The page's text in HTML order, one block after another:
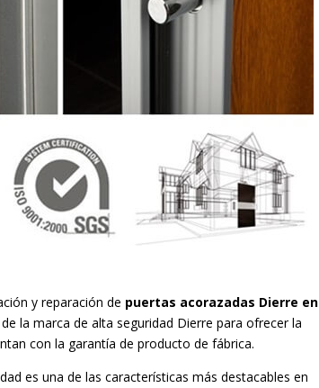
y reparación de puertas acorazadas Dierre en
la marca de alta seguridad Dierre para ofrecer la
con la garantía de producto de fábrica.
es una de las características más destacables en